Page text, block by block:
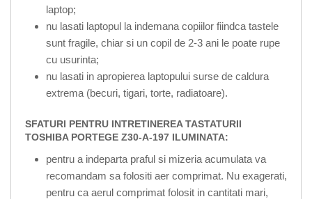
laptop;
nu lasati laptopul la indemana copiilor fiindca tastele
sunt fragile, chiar si un copil de 2-3 ani le poate rupe
cu usurinta;
nu lasati in apropierea laptopului surse de caldura
extrema (becuri, tigari, torte, radiatoare).
SFATURI PENTRU INTRETINEREA TASTATURII
TOSHIBA PORTEGE Z30-A-197 ILUMINATA:
pentru a indeparta praful si mizeria acumulata va
recomandam sa folositi aer comprimat. Nu exagerati,
pentru ca aerul comprimat folosit in cantitati mari,